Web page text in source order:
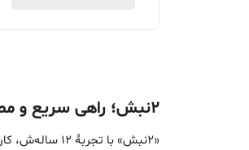
۲نبش؛ راهی سریع و مطمئن برای خانه‌دار شدن
«2نبش» با